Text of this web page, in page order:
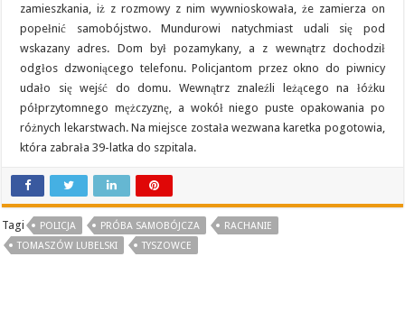
zamieszkania, iż z rozmowy z nim wywnioskowała, że zamierza on
popełnić samobójstwo. Mundurowi natychmiast udali się pod
wskazany adres. Dom był pozamykany, a z wewnątrz dochodził
odgłos dzwoniącego telefonu. Policjantom przez okno do piwnicy
udało się wejść do domu. Wewnątrz znaleźli leżącego na łóżku
półprzytomnego mężczyznę, a wokół niego puste opakowania po
różnych lekarstwach. Na miejsce została wezwana karetka pogotowia,
która zabrała 39-latka do szpitala.
Tagi POLICJA PRÓBA SAMOBÓJCZA
RACHANIE
TOMASZÓW LUBELSKI
TYSZOWCE